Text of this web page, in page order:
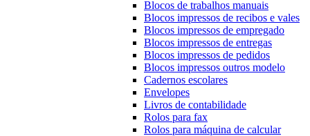
Blocos de trabalhos manuais
Blocos impressos de recibos e vales
Blocos impressos de empregado
Blocos impressos de entregas
Blocos impressos de pedidos
Blocos impressos outros modelo
Cadernos escolares
Envelopes
Livros de contabilidade
Rolos para fax
Rolos para máquina de calcular